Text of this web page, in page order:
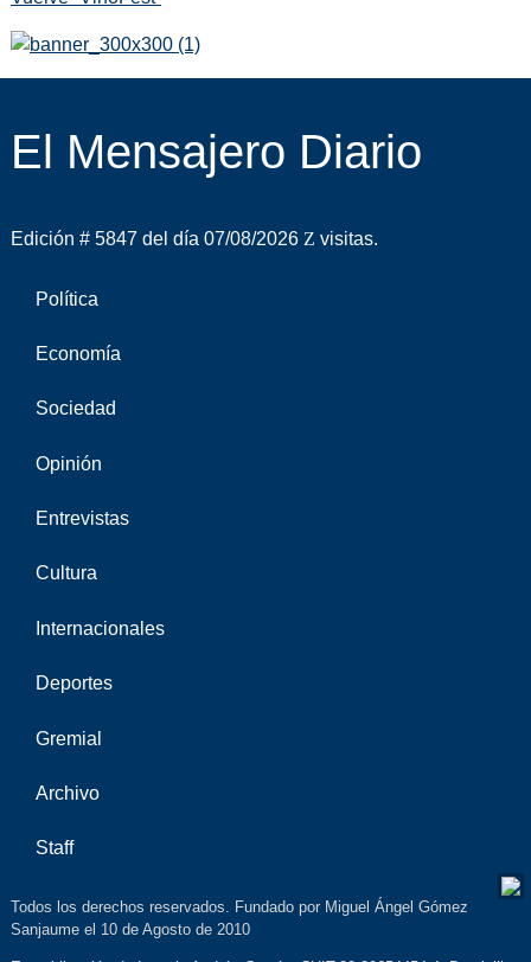
El Mensajero Diario
Edición # 5847 del día 07/08/2026 visitas.
Política
Economía
Sociedad
Opinión
Entrevistas
Cultura
Internacionales
Deportes
Gremial
Archivo
Staff
Todos los derechos reservados. Fundado por Miguel Ángel Gómez
Sanjaume el 10 de Agosto de 2010